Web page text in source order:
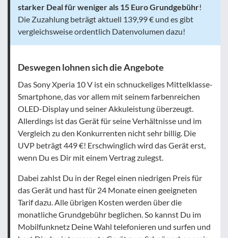
starker Deal für weniger als 15 Euro Grundgebühr!
Die Zuzahlung beträgt aktuell 139,99 € und es gibt
vergleichsweise ordentlich Datenvolumen dazu!
Deswegen lohnen sich die Angebote
Das Sony Xperia 10 V ist ein schnuckeliges Mittelklasse-
Smartphone, das vor allem mit seinem farbenreichen
OLED-Display und seiner Akkuleistung überzeugt.
Allerdings ist das Gerät für seine Verhältnisse und im
Vergleich zu den Konkurrenten nicht sehr billig. Die
UVP beträgt 449 €! Erschwinglich wird das Gerät erst,
wenn Du es Dir mit einem Vertrag zulegst.
Dabei zahlst Du in der Regel einen niedrigen Preis für
das Gerät und hast für 24 Monate einen geeigneten
Tarif dazu. Alle übrigen Kosten werden über die
monatliche Grundgebühr beglichen. So kannst Du im
Mobilfunknetz Deine Wahl telefonieren und surfen und